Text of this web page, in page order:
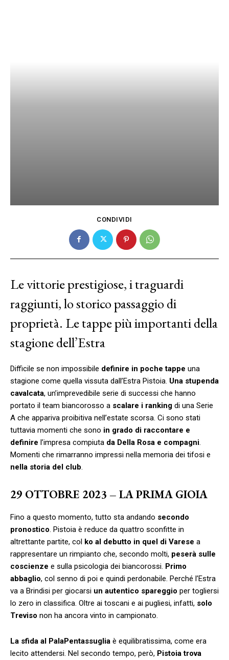
CONDIVIDI
Le vittorie prestigiose, i traguardi
raggiunti, lo storico passaggio di
proprietà. Le tappe più importanti della
stagione dell’Estra
Difficile se non impossibile definire in poche tappe una
stagione come quella vissuta dall’Estra Pistoia. Una stupenda
cavalcata, un’imprevedibile serie di successi che hanno
portato il team biancorosso a scalare i ranking di una Serie
A che appariva proibitiva nell’estate scorsa. Ci sono stati
tuttavia momenti che sono in grado di raccontare e
definire l’impresa compiuta da Della Rosa e compagni.
Momenti che rimarranno impressi nella memoria dei tifosi e
nella storia del club.
29 OTTOBRE 2023 – LA PRIMA GIOIA
Fino a questo momento, tutto sta andando secondo
pronostico. Pistoia è reduce da quattro sconfitte in
altrettante partite, col ko al debutto in quel di Varese a
rappresentare un rimpianto che, secondo molti, peserà sulle
coscienze e sulla psicologia dei biancorossi. Primo
abbaglio, col senno di poi e quindi perdonabile. Perché l’Estra
va a Brindisi per giocarsi un autentico spareggio per togliersi
lo zero in classifica. Oltre ai toscani e ai pugliesi, infatti, solo
Treviso non ha ancora vinto in campionato.
La sfida al PalaPentassuglia è equilibratissima, come era
lecito attendersi. Nel secondo tempo, però, Pistoia trova